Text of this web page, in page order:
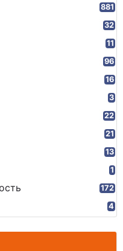
881
32
11
96
16
3
22
21
13
1
172
4